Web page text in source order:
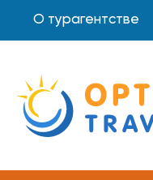
О турагентстве